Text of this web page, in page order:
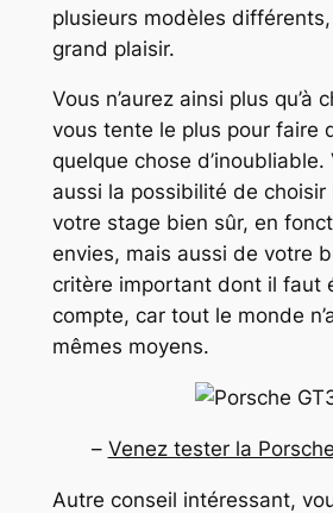
plusieurs modèles
grand plaisir.
Vous n’aurez ainsi plus qu’à
vous tente le plus pour faire
quelque chose d’inoubliable.
aussi la possibilité de choisir
votre stage bien sûr, en
envies, mais aussi de votre
critère important dont il faut
compte, car tout le monde
mêmes moyens.
– Venez tester la
Autre conseil intéressant,